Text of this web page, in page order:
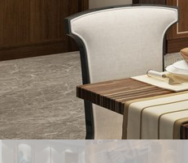
NEW CHINESE